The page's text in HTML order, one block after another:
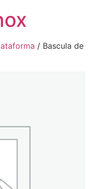
/ Bascula de